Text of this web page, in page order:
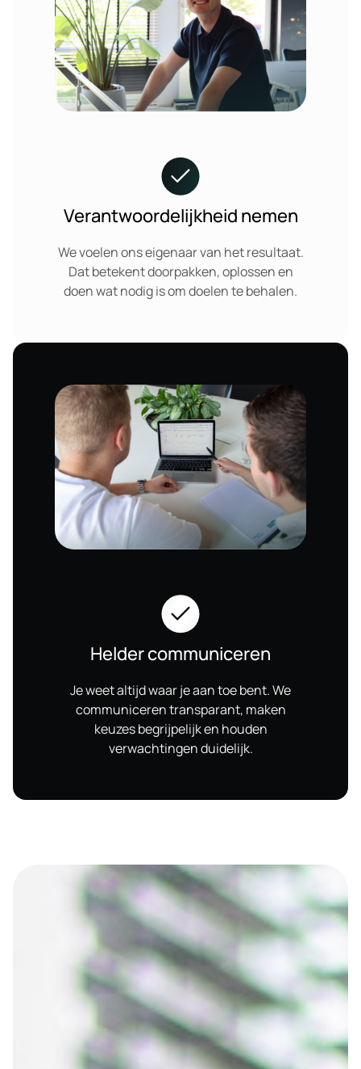
Verantwoordelijkheid nemen
We voelen ons eigenaar van het resultaat.
Dat betekent doorpakken, oplossen en
doen wat nodig is om doelen te behalen.
Helder communiceren
Je weet altijd waar je aan toe bent. We
communiceren transparant, maken
keuzes begrijpelijk en houden
verwachtingen duidelijk.